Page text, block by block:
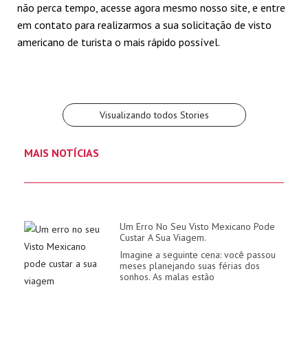
não perca tempo, acesse agora mesmo nosso site, e entre
em contato para realizarmos a sua solicitação de visto
americano de turista o mais rápido possível.
Passos para solicitar
Visto Mexicano
urgente!
Não perca o prazo
para agendar o visto
mexicano! Saiba mais
Quais são os
documentos para
Conhecendo os
passos sobre como
Entendendo como
funciona o
Visualizando todos Stories
MAIS NOTÍCIAS
Um Erro No Seu Visto Mexicano Pode
Custar A Sua Viagem.
Imagine a seguinte cena: você passou
meses planejando suas férias dos
sonhos. As malas estão